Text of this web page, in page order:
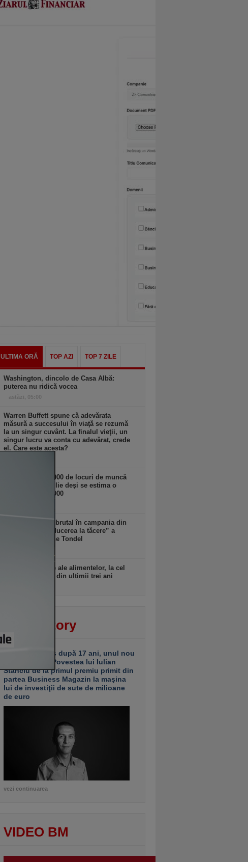
ULTIMA ORĂ TOP AZI TOP 7 ZILE
Washington, dincolo de Casa Albă:
puterea nu ridică vocea
astăzi, 05:00
Warren Buffett spune că adevărata
măsură a succesului în viaţă se rezumă
la un singur cuvânt. La finalul vieţii, un
singur lucru va conta cu adevărat, crede
el. Care este acesta?
Şoc în SUA. 23.000 de locuri de muncă
au dispărut în iulie deşi se estima o
creştere de 100.000
Elon Musk intră brutal în campania din
Franţa: cere „reducerea la tăcere” a
candidatei Marine Tondel
Preţurile globale ale alimentelor, la cel
mai ridicat nivel din ultimii trei ani
Cover story
Un pariu închis după 17 ani, unul nou
abia deschis. Povestea lui Iulian
Stanciu de la primul premiu primit din
partea Business Magazin la maşina
lui de investiţii de sute de milioane
de euro
vezi continuarea
VIDEO BM